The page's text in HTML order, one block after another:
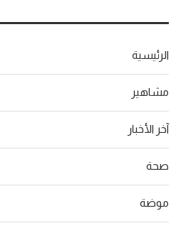
الرئيسية
مشاهير
آخر الأخبار
صحة
موضة